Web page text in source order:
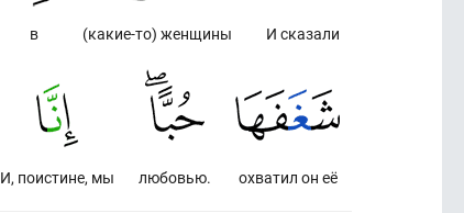
И сказали
(какие-то) женщины
в
охватил он её
любовью.
И, поистине, мы